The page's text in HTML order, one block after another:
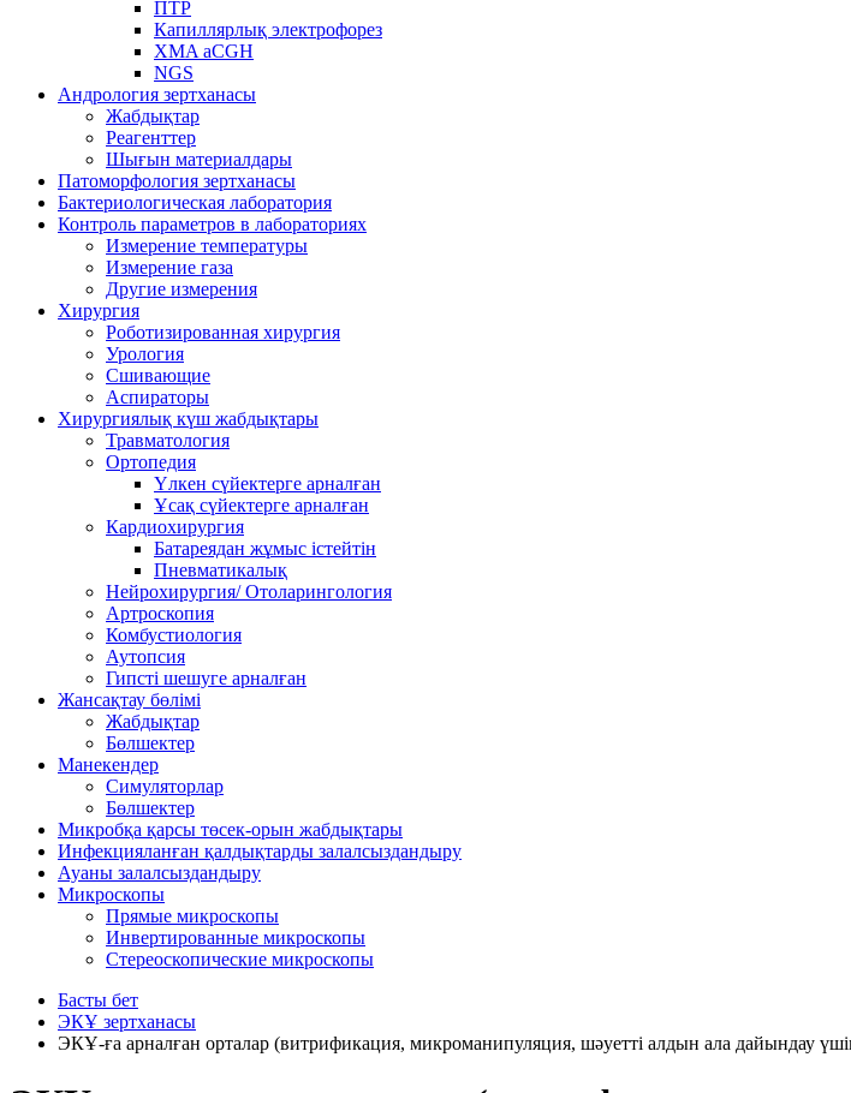
ПТР
Капиллярлық электрофорез
XMA aCGH
NGS
Андрология зертханасы
Жабдықтар
Реагенттер
Шығын материалдары
Патоморфология зертханасы
Бактериологическая лаборатория
Контроль параметров в лабораториях
Измерение температуры
Измерение газа
Другие измерения
Хирургия
Роботизированная хирургия
Урология
Сшивающие
Аспираторы
Хирургиялық күш жабдықтары
Травматология
Ортопедия
Үлкен сүйектерге арналған
Ұсақ сүйектерге арналған
Кардиохирургия
Батареядан жұмыс істейтін
Пневматикалық
Нейрохирургия/ Отоларингология
Артроскопия
Комбустиология
Аутопсия
Гипсті шешуге арналған
Жансақтау бөлімі
Жабдықтар
Бөлшектер
Манекендер
Симуляторлар
Бөлшектер
Микробқа қарсы төсек-орын жабдықтары
Инфекцияланған қалдықтарды залалсыздандыру
Ауаны залалсыздандыру
Микроскопы
Прямые микроскопы
Инвертированные микроскопы
Стереоскопические микроскопы
Басты бет
ЭКҰ зертханасы
ЭКҰ-ға арналған орталар (витрификация, микроманипуляция, шәуетті алдын ала дайындау